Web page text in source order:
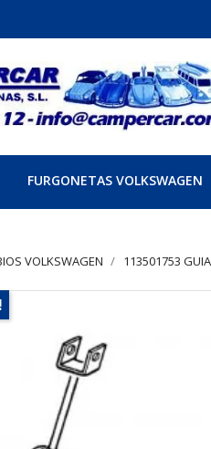
FURGONETAS VOLKSWAGEN
VOLKSWAGEN 113501753